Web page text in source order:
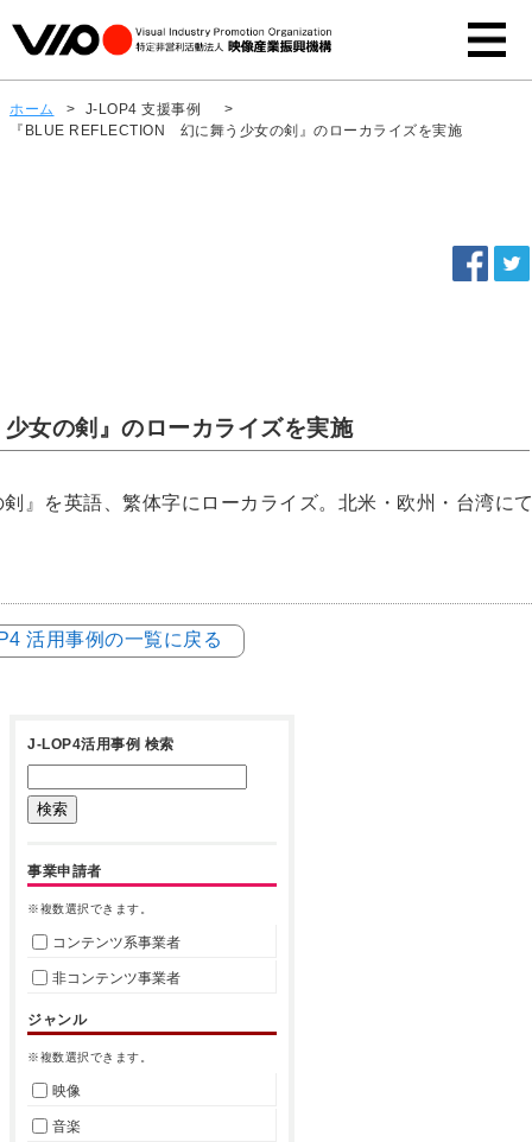
ホーム > J-LOP4 支援事例
>
『BLUE REFLECTION 幻に舞う少女の剣』のローカライズを実施
女の剣』のローカライズを実施
』を英語、繁体字にローカライズ。北米・欧州・台湾に
活用事例の一覧に戻る
J-LOP4活用事例 検索
事業申請者
※複数選択できます。
コンテンツ系事業者
非コンテンツ事業者
ジャンル
※複数選択できます。
映像
音楽